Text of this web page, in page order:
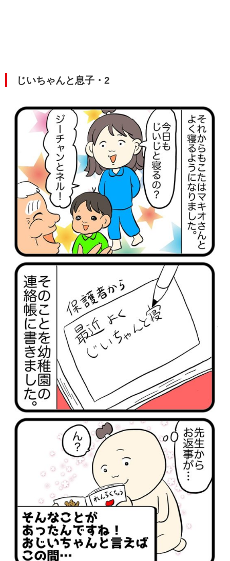
じいちゃんと息子・2